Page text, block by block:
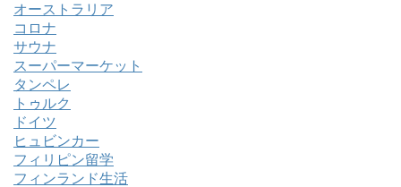
オーストラリア
コロナ
サウナ
スーパーマーケット
タンペレ
トゥルク
ドイツ
ヒュビンカー
フィリピン留学
フィンランド生活